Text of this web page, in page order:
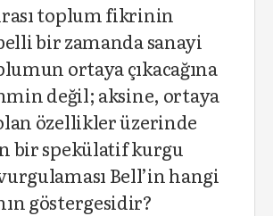
toplum fikrinin
bir zamanda sanayi
ortaya çıkacağına
değil; aksine, ortaya
özellikler üzerinde
bir spekülatif kurgu
Bell’in hangi
göstergesidir?